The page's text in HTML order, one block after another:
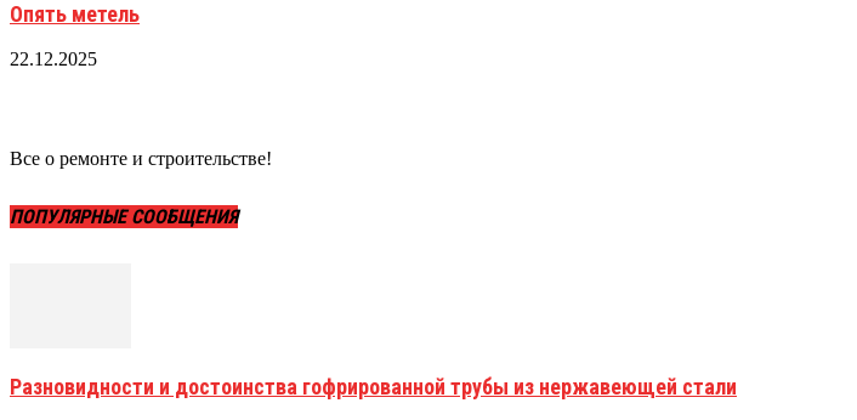
Опять метель
22.12.2025
Все о ремонте и строительстве!
ПОПУЛЯРНЫЕ СООБЩЕНИЯ
Разновидности и достоинства гофрированной трубы из нержавеющей стали